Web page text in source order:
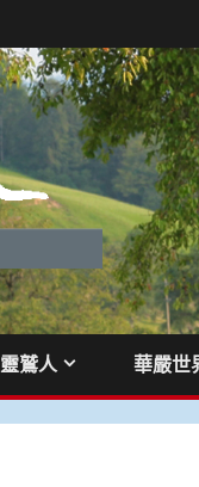
靈鷲人 華嚴世